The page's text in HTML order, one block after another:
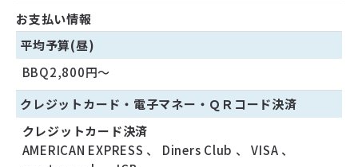
お支払い情報
平均予算(昼)
BBQ2,800円〜
クレジットカード・ 電子マネー・ ＱＲコード決済
クレジットカード決済
AMERICAN EXPRESS 、 Diners Club 、VISA 、